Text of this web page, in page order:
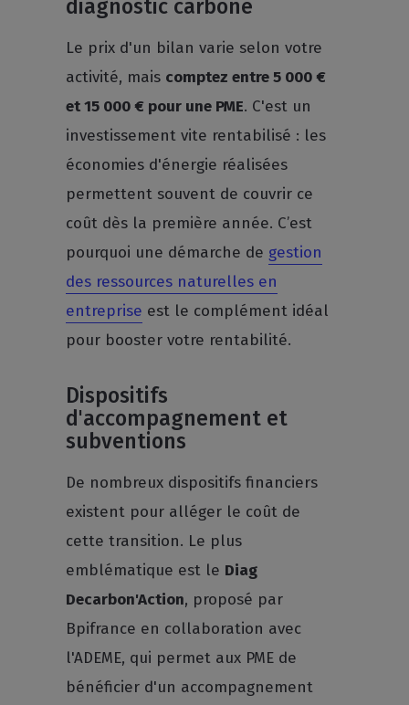
diagnostic carbone
Le prix d'un bilan varie selon votre
activité, mais comptez entre 5 000 €
et 15 000 € pour une PME. C'est un
investissement vite rentabilisé : les
économies d'énergie réalisées
permettent souvent de couvrir ce
coût dès la première année. C’est
pourquoi une démarche de gestion
des ressources naturelles en
entreprise est le complément idéal
pour booster votre rentabilité.
Dispositifs
d'accompagnement et
subventions
De nombreux dispositifs financiers
existent pour alléger le coût de
cette transition. Le plus
emblématique est le Diag
Decarbon'Action, proposé par
Bpifrance en collaboration avec
l'ADEME, qui permet aux PME de
bénéficier d'un accompagnement